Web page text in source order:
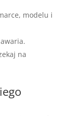
modelu i
na